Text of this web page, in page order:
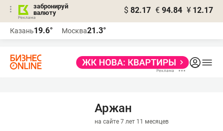
забронируй
валюту
$ 82.17 € 94.84 ¥ 12.17
Казань19.6° Москва21.3°
Аржан
на сайте 7 лет 11 месяцев